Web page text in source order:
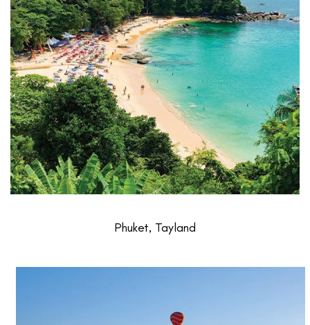
Phuket, Tayland